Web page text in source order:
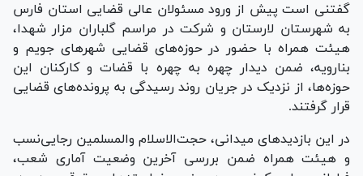
گفتنی است پیش از ورود مسئولان عالی قضایی استان فارس
به شهرستان لارستان و شرکت در مراسم گلباران مزار شهدا،
هیئت همراه با حضور در حوزه‌های قضایی شهر‌های جویم و
بنارویه، ضمن دیدار چهره به چهره با قضات و کارکنان این
حوزه‌ها، از نزدیک در جریان روند رسیدگی به پرونده‌های قضایی
قرار گرفتند.
در این بازدید‌های میدانی، حجت‌الاسلام والمسلمین رجایی‌نسب
و هیئت همراه ضمن بررسی آخرین وضعیت آماری شعب،